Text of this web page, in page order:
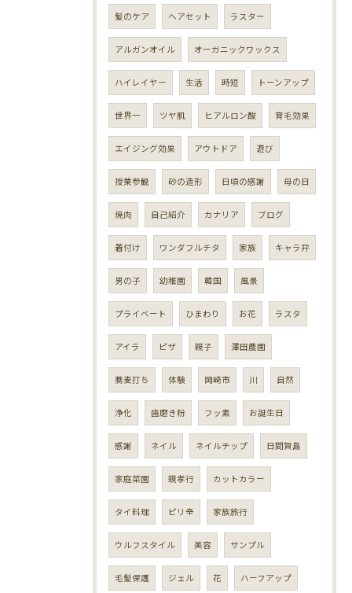
髪のケア ヘアセット ラスター
アルガンオイル オーガニックワックス
ハイレイヤー 生活 時短 トーンアップ
世界一 ツヤ肌 ヒアルロン酸 育毛効果
エイジング効果 アウトドア 遊び
授業参観 砂の造形 日頃の感謝 母の日
焼肉 自己紹介 カナリア ブログ
着付け ワンダフルチタ 家族 キャラ弁
男の子 幼稚園 韓国 風景
プライベート ひまわり お花 ラスタ
アイラ ピザ 親子 澤田農園
蕎麦打ち 体験 岡崎市 川 自然
浄化 歯磨き粉 フッ素 お誕生日
感謝 ネイル ネイルチップ 日間賀島
家庭菜園 親孝行 カットカラー
タイ料理 ピリ辛 家族旅行
ウルフスタイル 美容 サンプル
毛髪保護 ジェル 花 ハーフアップ